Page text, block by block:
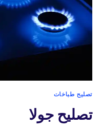
تصليح طباخات
تصليح جولا